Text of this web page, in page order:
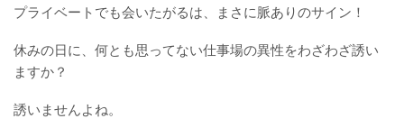
プライベートでも会いたがるは、まさに脈ありのサイン！
休みの日に、何とも思ってない仕事場の異性をわざわざ誘い
ますか？
誘いませんよね。